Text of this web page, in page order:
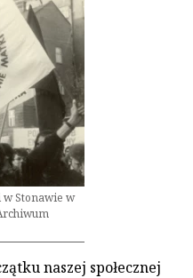
Stonawie w
naszej społecznej